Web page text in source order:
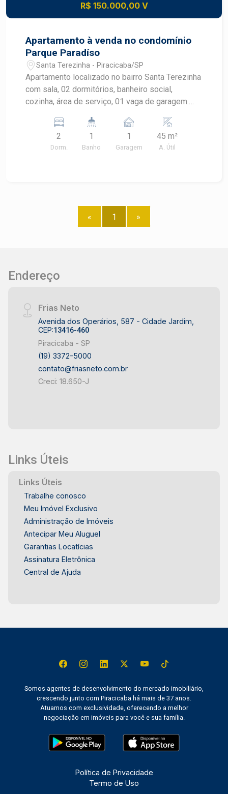
R$ 150.000,00 V
Apartamento à venda no condomínio
Parque Paradíso
Santa Terezinha - Piracicaba/SP
Apartamento localizado no bairro Santa Terezinha
com sala, 02 dormitórios, banheiro social,
cozinha, área de serviço, 01 vaga de garagem.
lazer com salão de festas, playground, espaço
fitness, salão de jogos, quadra, churrasqueira,
piscina adulto e infantil.
2
Dorm.
1
Banho
1
Garagem
45 m²
A. Útil
« 1 »
Endereço
Frias Neto
Avenida dos Operários, 587 - Cidade Jardim,
CEP:13416-460
Piracicaba - SP
(19) 3372-5000
contato@friasneto.com.br
Creci: 18.650-J
Links Úteis
Links Úteis
Trabalhe conosco
Meu Imóvel Exclusivo
Administração de Imóveis
Antecipar Meu Aluguel
Garantias Locatícias
Assinatura Eletrônica
Central de Ajuda
Somos agentes de desenvolvimento do mercado imobiliário,
crescendo junto com Piracicaba há mais de 37 anos.
Atuamos com exclusividade, oferecendo a melhor
negociação em imóveis para você e sua família.
Política de Privacidade
Termo de Uso